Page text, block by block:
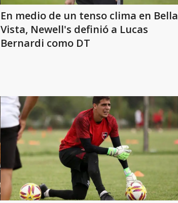
En medio de un tenso clima en Bella
Vista, Newell's definió a Lucas
Bernardi como DT